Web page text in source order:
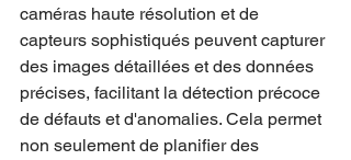
caméras haute résolution et de
capteurs sophistiqués peuvent capturer
des images détaillées et des données
précises, facilitant la détection précoce
de défauts et d'anomalies. Cela permet
non seulement de planifier des